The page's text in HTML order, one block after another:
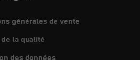
générales de vente
la qualité
des données